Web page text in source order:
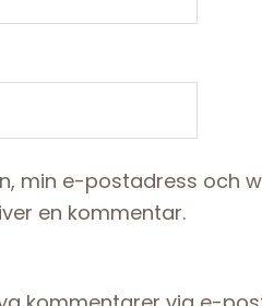
min e-postadress och
en kommentar.